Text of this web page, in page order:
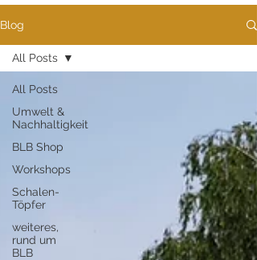
Blog
All Posts
Umwelt &
Nachhaltigkeit
BLB Shop
Workshops
Schalen-
Töpfer
weiteres,
rund um
BLB
All Posts